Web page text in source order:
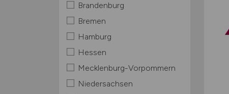
Brandenburg
Bremen
Hamburg
Hessen
Mecklenburg-Vorpommern
Niedersachsen